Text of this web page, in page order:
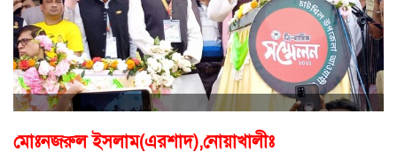
মোঃনজরুল ইসলাম(এরশাদ),নোয়াখালীঃ